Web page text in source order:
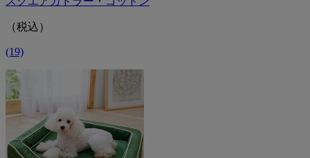
（税込）
(19)